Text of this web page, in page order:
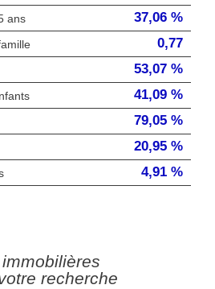
ans 37,06 %
0,77
53,07 %
41,09 %
79,05 %
20,95 %
4,91 %
recherche